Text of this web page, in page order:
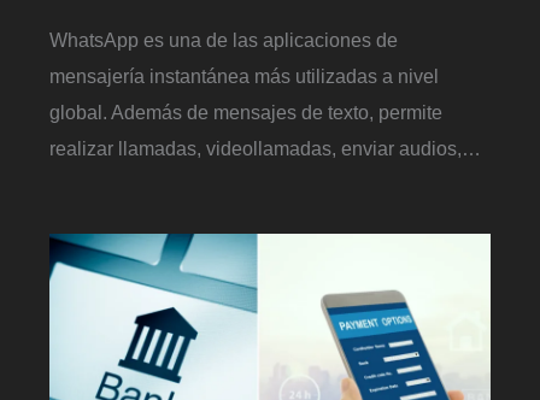
WhatsApp es una de las aplicaciones de
mensajería instantánea más utilizadas a nivel
global. Además de mensajes de texto, permite
realizar llamadas, videollamadas, enviar audios,…